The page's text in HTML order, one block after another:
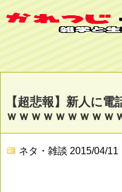
【超悲報】新人に
ｗｗｗｗｗｗｗｗｗ
ネタ・雑談 2015/04/11